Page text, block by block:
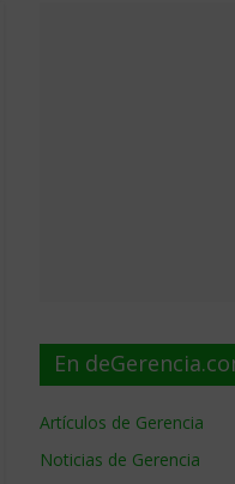
En
Artículos de Gerencia
Noticias de Gerencia